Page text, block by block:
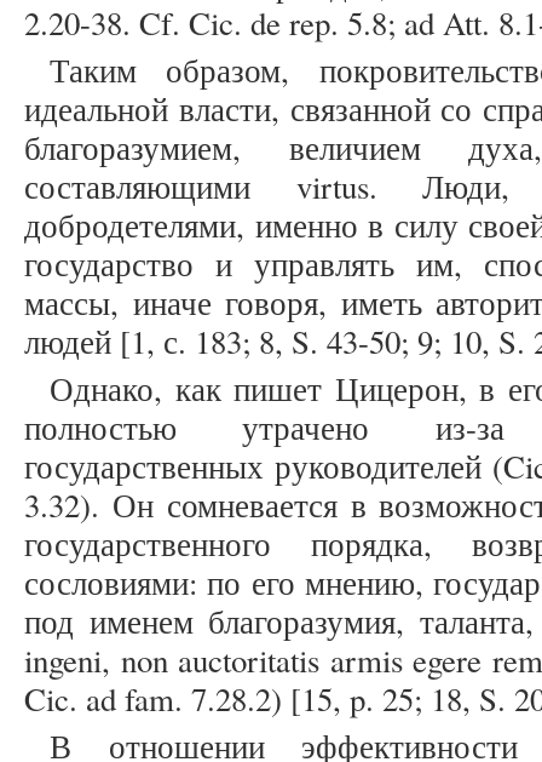
2.20-38. Cf. Cic. de rep. 5.8; ad Att.
Таким образом,
идеальной власти, связанной со
благоразумием, величием
составляющими virtus. Люди,
добродетелями, именно в силу
государство и управлять им,
массы, иначе говоря, иметь
людей [1, с. 183; 8, S. 43-50; 9; 10,
Однако, как пишет Цицерон, в
полностью утрачено из-за
государственных руководителей
3.32). Он сомневается в
государственного порядка,
сословиями: по его мнению,
под именем благоразумия,
ingeni, non auctoritatis armis egere
Cic. ad fam. 7.28.2) [15, p. 25; 18, S.
В отношении эффективности